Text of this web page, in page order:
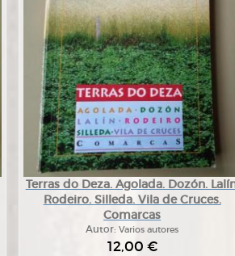
Terras do Deza. Agolada. Dozón.
Rodeiro. Silleda. Vila de Cruces.
Comarcas
Autor:Varios autores
12,00 €